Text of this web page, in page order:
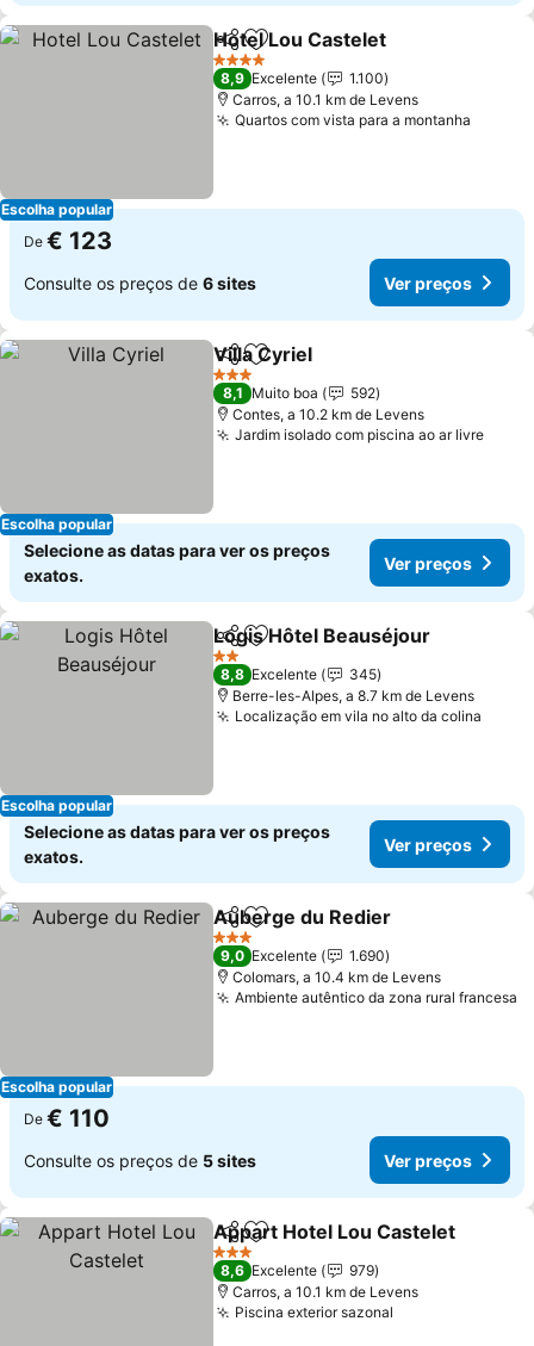
Escolha popular
PartilharAdicionar aos favoritos
Hotel Lou Castelet
4 Estrelas
8,9 Excelente
1.100
Carros, a 10.1 km de Levens
Quartos com vista para a montanha
De € 123
Consulte os preços de 6 sites Ver preços
Escolha popular
PartilharAdicionar aos favoritos
Villa Cyriel
3 Estrelas
8,1 Muito boa
592
Contes, a 10.2 km de Levens
Jardim isolado com piscina ao ar livreVer
Selecione as datas para ver os preços
exatos.
Ver preços
Escolha popular
PartilharAdicionar aos favoritos
Logis Hôtel Beauséjour
2 Estrelas
8,8 Excelente
345
Berre-les-Alpes, a 8.7 km de Levens
Localização em vila no alto da colina
Selecione as datas para ver os preços
exatos.
Ver preços
Escolha popular
PartilharAdicionar aos favoritos
Auberge du Redier
3 Estrelas
9,0 Excelente
1.690
Colomars, a 10.4 km de Levens
Ambiente autêntico da zona rural francesa
De € 110
Consulte os preços de 5 sites Ver preços
PartilharAdicionar aos favoritos
Appart Hotel Lou Castelet
3 Estrelas
8,6 Excelente
979
Carros, a 10.1 km de Levens
Piscina exterior sazonal